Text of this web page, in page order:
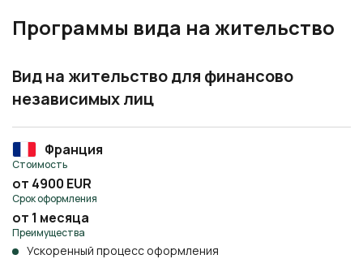
Программы вида на жительство
Вид на жительство для финансово
независимых лиц
Франция
Стоимость
от 4900 EUR
Срок оформления
от 1 месяца
Преимущества
Ускоренный процесс оформления